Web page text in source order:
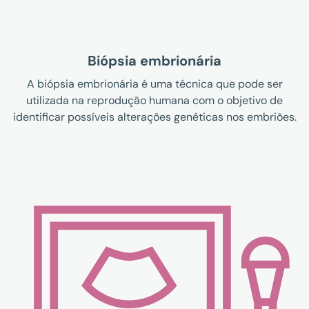
Biópsia embrionária
A biópsia embrionária é uma técnica que pode ser
utilizada na reprodução humana com o objetivo de
identificar possíveis alterações genéticas nos embriões.